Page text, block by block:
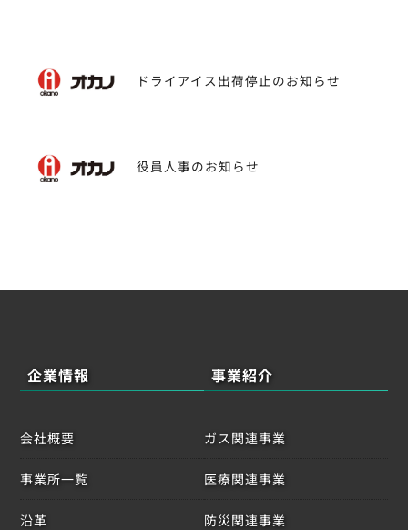
稿
ョ
ドライアイス出荷停止のお知らせ
役員人事のお知らせ
企業情報
会社概要
事業所一覧
沿革
事業紹介
ガス関連事業
医療関連事業
防災関連事業